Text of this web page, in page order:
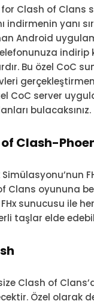
for Clash of Clans
indirmenin yanı
Android
indirip
Bu özel CoC
CoC server
bulacaksınız.
of Clash-
Clans oyununa
sunucusu ile
taşlar elde
Clash of
Özel olarak